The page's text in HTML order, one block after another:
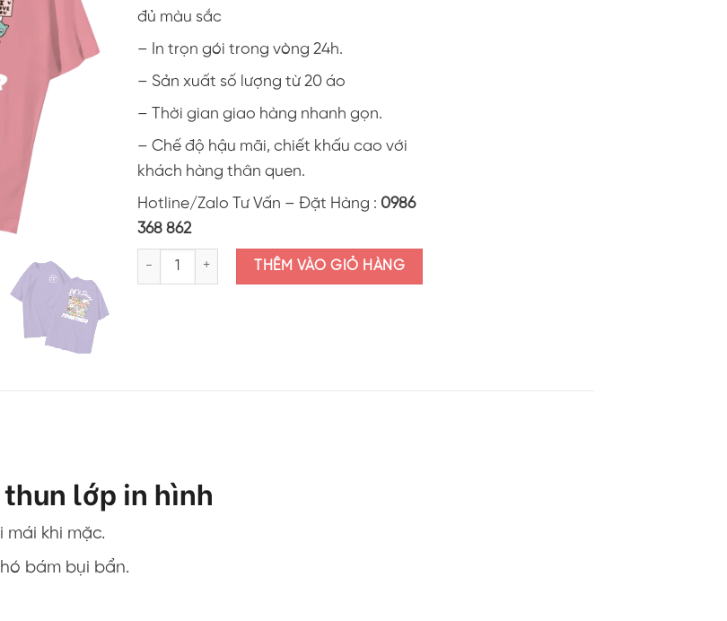
đủ màu sắc
– In trọn gói trong vòng 24h.
– Sản xuất số lượng từ 20 áo
– Thời gian giao hàng nhanh gọn.
– Chế độ hậu mãi, chiết khấu cao với
khách hàng thân quen.
Hotline/Zalo Tư Vấn – Đặt Hàng : 0986
368 862
Áo thun lớp in hình "Let's shine together" ALI38.2 số lượng
THÊM VÀO GIỎ HÀNG
lớp in hình
khi mặc.
bám bụi bẩn.